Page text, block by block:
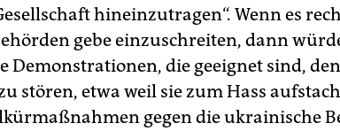
hineinzutragen“. Wenn es
gebe einzuschreiten, dann
Demonstrationen, die geeignet sind,
stören, etwa weil sie zum Hass
gegen die ukrainische